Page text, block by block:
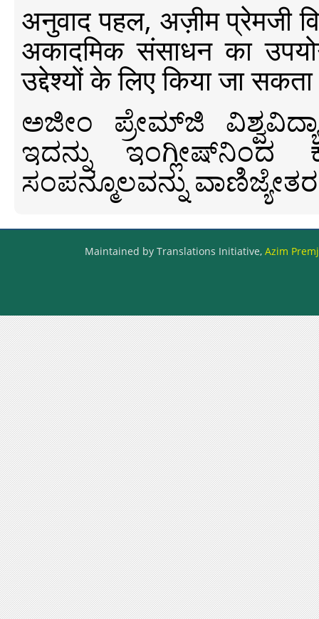
अनुवाद पहल, अज़ीम प्रेमजी
अकादमिक संसाधन का
उद्देश्यों के लिए किया जा
ಅಜೀಂ ಪ್ರೇಮ್‍ಜಿ
ಇದನ್ನು ಇಂಗ್ಲೀಷ್‍ನಿಂದ
ಸಂಪನ್ಮೂಲವನ್ನು
Maintained by Translations Initiative, Azim